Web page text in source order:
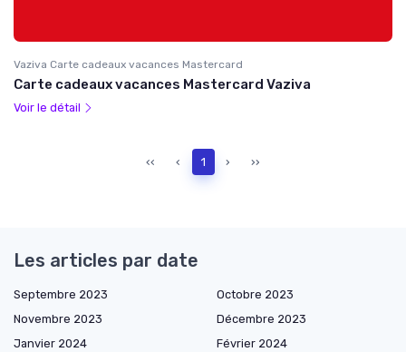
Vaziva Carte cadeaux vacances Mastercard
Carte cadeaux vacances Mastercard Vaziva
Voir le détail
‹‹ ‹ 1 › ››
Les articles par date
Septembre 2023
Octobre 2023
Novembre 2023
Décembre 2023
Janvier 2024
Février 2024